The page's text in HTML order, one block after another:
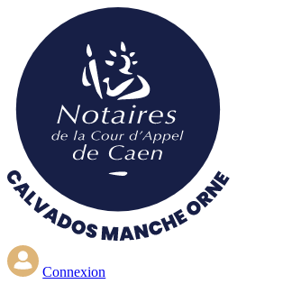
contenu
principal
Connexion